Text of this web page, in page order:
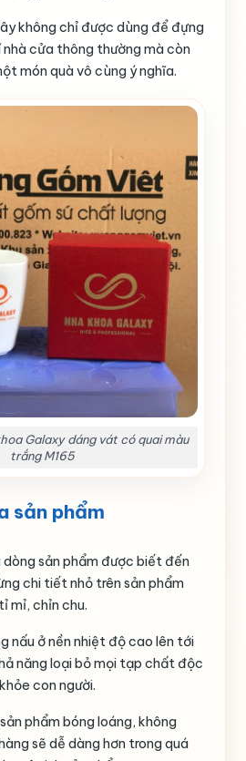
không chỉ được dùng để đựng
cửa thông thường mà còn
món quà vô cùng ý nghĩa.
Galaxy dáng vát có quai màu
trắng M165
sản phẩm
dòng sản phẩm được biết đến
chi tiết nhỏ trên sản phẩm
mỉ, chỉn chu.
nấu ở nền nhiệt độ cao lên tới
năng loại bỏ mọi tạp chất độc
con người.
phẩm bóng loáng, không
sẽ dễ dàng hơn trong quá